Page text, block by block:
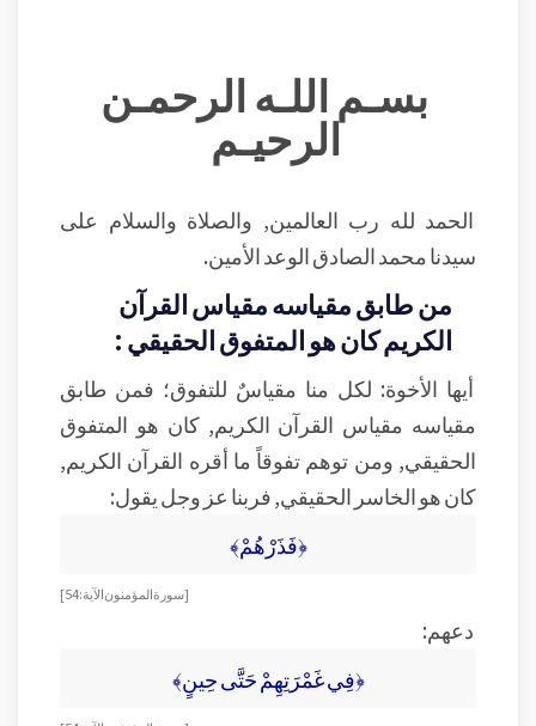
بسـم اللـه الرحمـن
الرحيـم
الحمد لله رب العالمين, والصلاة والسلام على
سيدنا محمد الصادق الوعد الأمين.
من طابق مقياسه مقياس القرآن
الكريم كان هو المتفوق الحقيقي :
أيها الأخوة: لكل منا مقياسٌ للتفوق؛ فمن طابق
مقياسه مقياس القرآن الكريم, كان هو المتفوق
الحقيقي, ومن توهم تفوقاً ما أقره القرآن الكريم,
كان هو الخاسر الحقيقي, فربنا عز وجل يقول:
﴿فَذَرْهُمْ﴾
[سورة المؤمنون الآية:54]
دعهم:
﴿فِي غَمْرَتِهِمْ حَتَّى حِينٍ﴾